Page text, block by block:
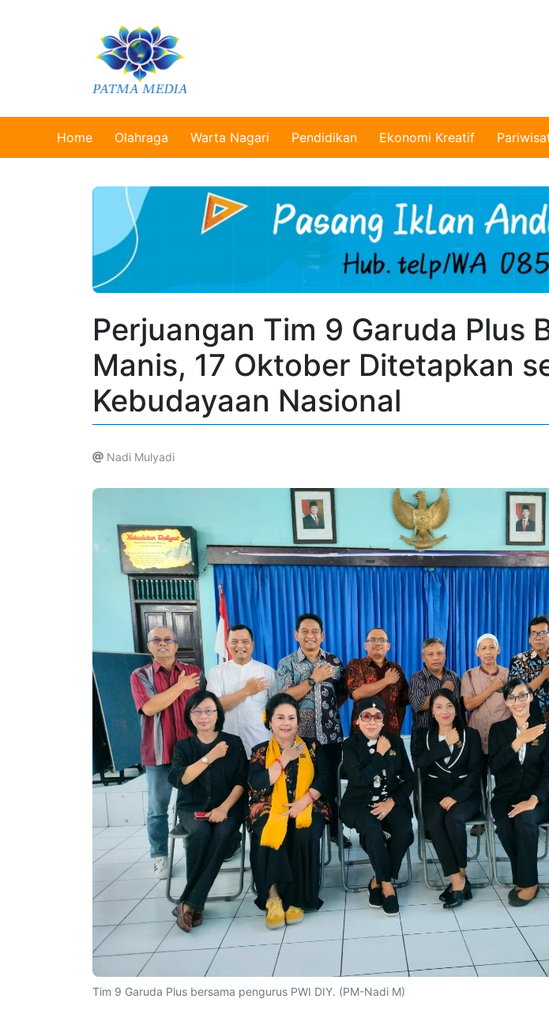
Home Olahraga Warta Nagari Pendidikan Ekonomi Kreatif
Perjuangan Tim 9 Garuda Plus
Manis, 17 Oktober Ditetapkan
Kebudayaan Nasional
Nadi Mulyadi
Tim 9 Garuda Plus bersama pengurus PWI DIY. (PM-Nadi M)